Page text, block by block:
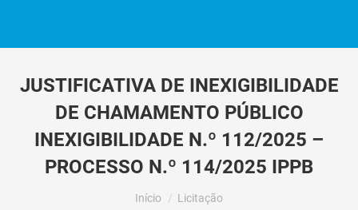
JUSTIFICATIVA DE INEXIGIBILIDADE
DE CHAMAMENTO PÚBLICO
INEXIGIBILIDADE N.º 112/2025 –
PROCESSO N.º 114/2025 IPPB
Início
Licitação